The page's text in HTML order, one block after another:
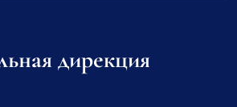
дирекция